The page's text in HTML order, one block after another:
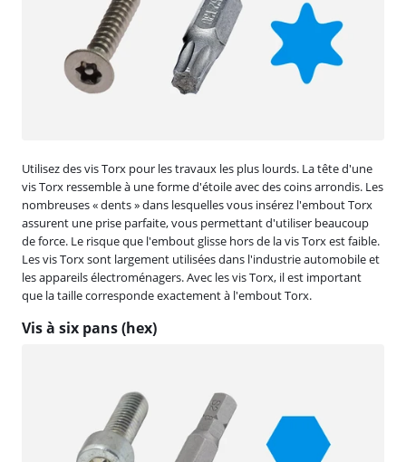
Utilisez des vis Torx pour les travaux les plus lourds. La tête d'une
vis Torx ressemble à une forme d'étoile avec des coins arrondis. Les
nombreuses « dents » dans lesquelles vous insérez l'embout Torx
assurent une prise parfaite, vous permettant d'utiliser beaucoup
de force. Le risque que l'embout glisse hors de la vis Torx est faible.
Les vis Torx sont largement utilisées dans l'industrie automobile et
les appareils électroménagers. Avec les vis Torx, il est important
que la taille corresponde exactement à l'embout Torx.
Vis à six pans (hex)